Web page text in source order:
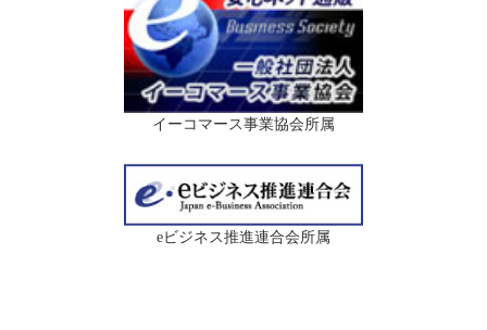
イーコマース事業協会所属
eビジネス推進連合会所属